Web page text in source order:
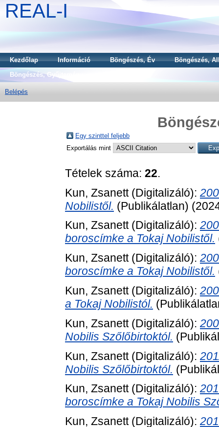
REAL-I
Kezdőlap Információ Böngészés, Év
Böngészés,
Böngészés, Gyűjtemény
Belépés
Egy szinttel feljebb
Exportálás mint
Tételek száma: 22.
Kun, Zsanett(Digitalizáló):
Nobilistől. (Publikálatlan)
Kun, Zsanett(Digitalizáló):
boroscímke a Tokaj Nobilistől.
Kun, Zsanett(Digitalizáló):
boroscímke a Tokaj Nobilistől.
Kun, Zsanett(Digitalizáló):
a Tokaj Nobilistól.
Kun, Zsanett(Digitalizáló):
Nobilis Szőlőbirtoktól.
Kun, Zsanett(Digitalizáló):
Nobilis Szőlőbirtoktól.
Kun, Zsanett(Digitalizáló):
boroscímke a Tokaj Nobilis
Kun, Zsanett(Digitalizáló):